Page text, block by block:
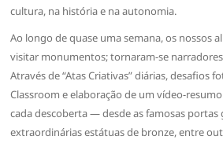
cultura, na história e na autonomia.
Ao longo de quase uma semana, os nossos
visitar monumentos; tornaram-se
Através de “Atas Criativas” diárias, desafios
Classroom e elaboração de um vídeo-
cada descoberta — desde as famosas portas
extraordinárias estátuas de bronze, entre